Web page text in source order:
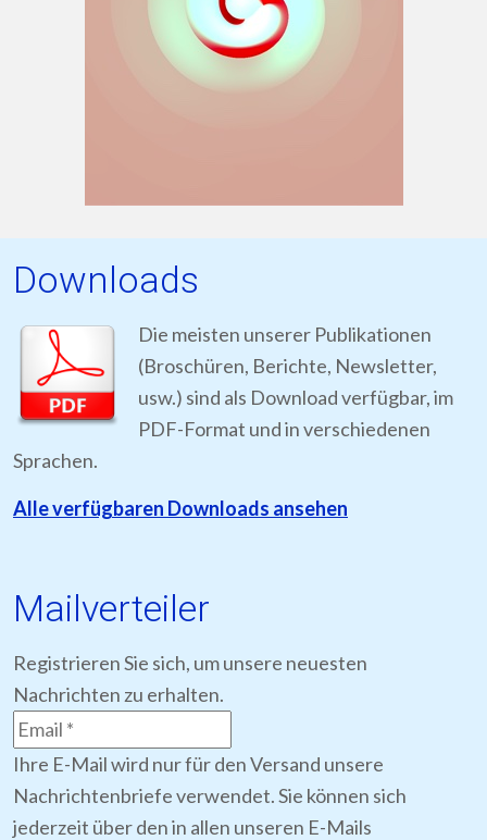
Downloads
Die meisten unserer Publikationen
(Broschüren, Berichte, Newsletter,
usw.) sind als Download verfügbar, im
PDF-Format und in verschiedenen
Sprachen.
Alle verfügbaren Downloads ansehen
Mailverteiler
Registrieren Sie sich, um unsere neuesten
Nachrichten zu erhalten.
Ihre E-Mail wird nur für den Versand unsere
Nachrichtenbriefe verwendet. Sie können sich
jederzeit über den in allen unseren E-Mails